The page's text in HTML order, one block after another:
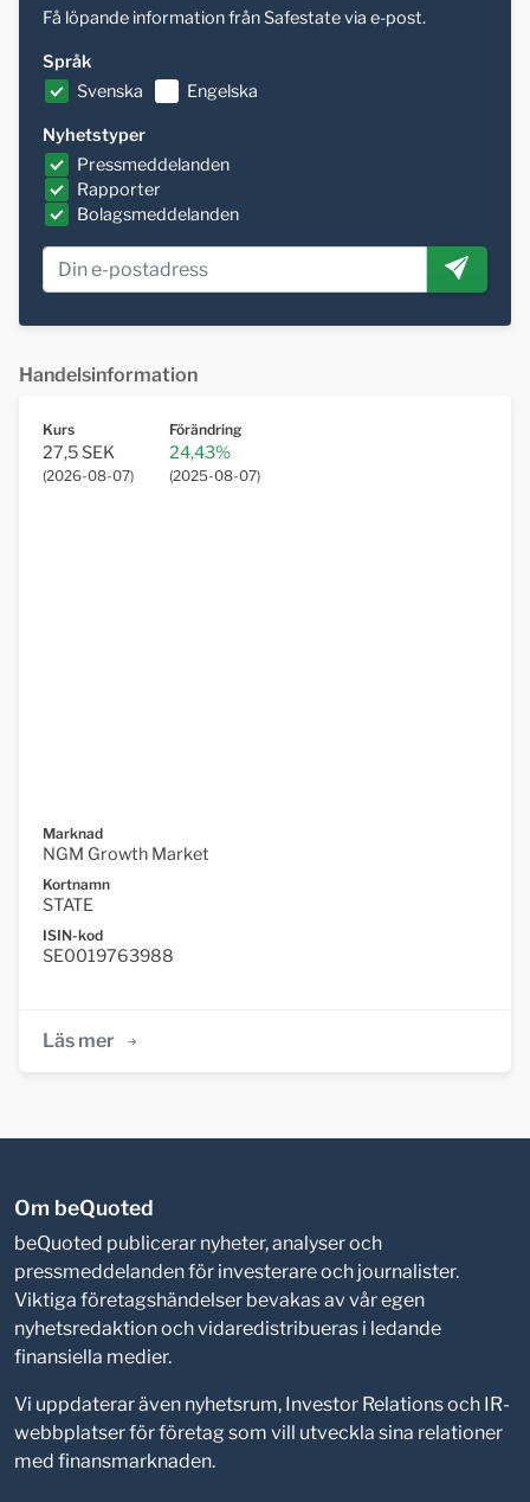
Få löpande information från Safestate via e-post.
Språk
Svenska
Engelska
Nyhetstyper
Pressmeddelanden
Rapporter
Bolagsmeddelanden
Handelsinformation
Kurs
27,5 SEK
(2026-08-07)
Förändring
24,43%
(2025-08-07)
Marknad
NGM Growth Market
Kortnamn
STATE
ISIN-kod
SE0019763988
Läs mer
Om beQuoted
beQuoted publicerar nyheter, analyser och
pressmeddelanden för investerare och journalister.
Viktiga företagshändelser bevakas av vår egen
nyhetsredaktion och vidaredistribueras i ledande
finansiella medier.
Vi uppdaterar även nyhetsrum, Investor Relations och IR-
webbplatser för företag som vill utveckla sina relationer
med finansmarknaden.